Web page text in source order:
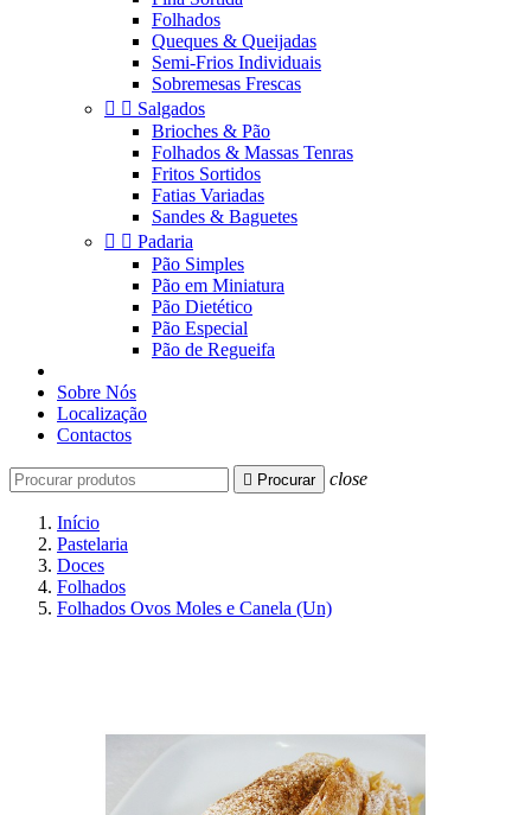
Folhados
Queques & Queijadas
Semi-Frios Individuais
Sobremesas Frescas
  Salgados
Brioches & Pão
Folhados & Massas Tenras
Fritos Sortidos
Fatias Variadas
Sandes & Baguetes
  Padaria
Pão Simples
Pão em Miniatura
Pão Dietético
Pão Especial
Pão de Regueifa
Sobre Nós
Localização
Contactos
 Procurar close
Início
Pastelaria
Doces
Folhados
Folhados Ovos Moles e Canela (Un)